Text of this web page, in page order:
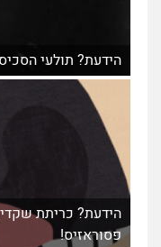
הידעת? תולעי
הידעת? כריתת
פסוראזיס!